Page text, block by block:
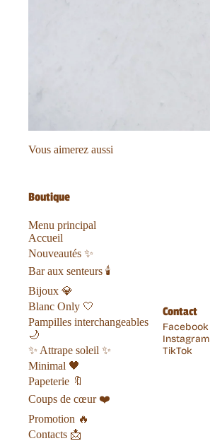
Vous aimerez aussi
Boutique
Menu principal
Accueil
Nouveautés ✨
Bar aux senteurs 🕯️
Bijoux 💎
Blanc Only 🤍
Pampilles interchangeables
🌙
✨ Attrape soleil ✨
Minimal 🖤
Papeterie 🔖
Coups de cœur ❤️
Promotion 🔥
Contacts 📩
Contact
Facebook
Instagram
TikTok